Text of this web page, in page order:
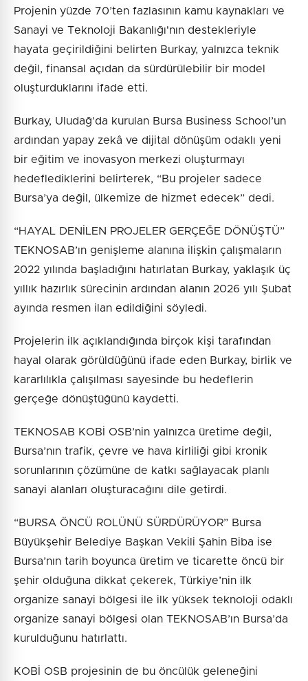
Projenin yüzde 70’ten fazlasının kamu kaynakları ve
Sanayi ve Teknoloji Bakanlığı'nın destekleriyle
hayata geçirildiğini belirten Burkay, yalnızca teknik
değil, finansal açıdan da sürdürülebilir bir model
oluşturduklarını ifade etti.
Burkay, Uludağ’da kurulan Bursa Business School’un
ardından yapay zekâ ve dijital dönüşüm odaklı yeni
bir eğitim ve inovasyon merkezi oluşturmayı
hedeflediklerini belirterek, “Bu projeler sadece
Bursa’ya değil, ülkemize de hizmet edecek” dedi.
“HAYAL DENİLEN PROJELER GERÇEĞE DÖNÜŞTÜ”
TEKNOSAB’ın genişleme alanına ilişkin çalışmaların
2022 yılında başladığını hatırlatan Burkay, yaklaşık üç
yıllık hazırlık sürecinin ardından alanın 2026 yılı Şubat
ayında resmen ilan edildiğini söyledi.
Projelerin ilk açıklandığında birçok kişi tarafından
hayal olarak görüldüğünü ifade eden Burkay, birlik ve
kararlılıkla çalışılması sayesinde bu hedeflerin
gerçeğe dönüştüğünü kaydetti.
TEKNOSAB KOBİ OSB’nin yalnızca üretime değil,
Bursa’nın trafik, çevre ve hava kirliliği gibi kronik
sorunlarının çözümüne de katkı sağlayacak planlı
sanayi alanları oluşturacağını dile getirdi.
“BURSA ÖNCÜ ROLÜNÜ SÜRDÜRÜYOR” Bursa
Büyükşehir Belediye Başkan Vekili Şahin Biba ise
Bursa’nın tarih boyunca üretim ve ticarette öncü bir
şehir olduğuna dikkat çekerek, Türkiye’nin ilk
organize sanayi bölgesi ile ilk yüksek teknoloji odaklı
organize sanayi bölgesi olan TEKNOSAB’ın Bursa’da
kurulduğunu hatırlattı.
KOBİ OSB projesinin de bu öncülük geleneğini